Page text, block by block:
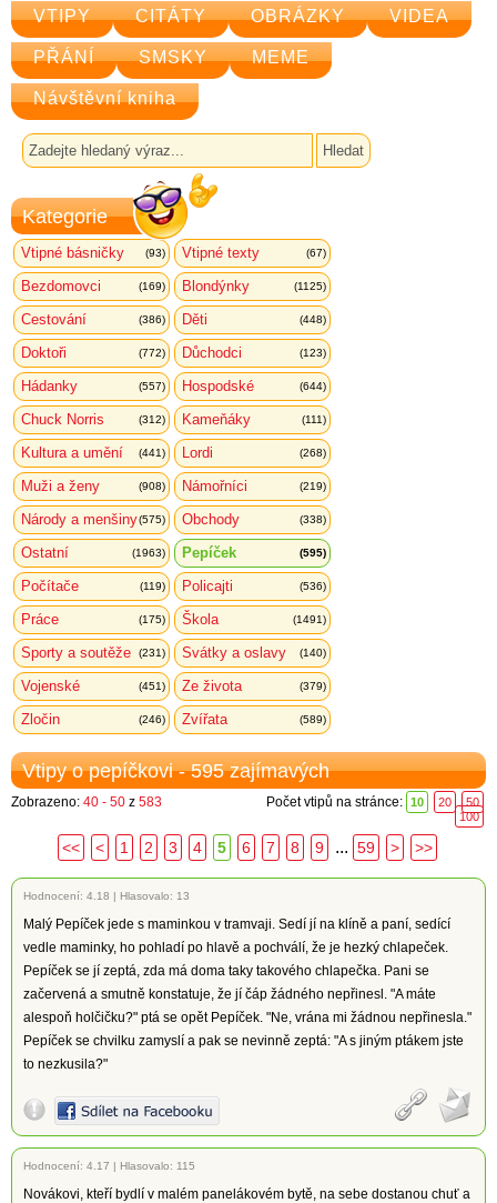
VTIPY CITÁTY OBRÁZKY VIDEA
PŘÁNÍ SMSKY MEME
Návštěvní kniha
Kategorie
Vtipné básničky (93) Vtipné texty (67)
Bezdomovci (169) Blondýnky (1125)
Cestování (386) Děti (448)
Doktoři (772) Důchodci (123)
Hádanky (557) Hospodské (644)
Chuck Norris (312) Kameňáky (111)
Kultura a umění (441) Lordi (268)
Muži a ženy (908) Námořníci (219)
Národy a menšiny(575) Obchody (338)
Ostatní (1963) Pepíček (595)
Počítače (119) Policajti (536)
Práce (175) Škola (1491)
Sporty a soutěže (231) Svátky a oslavy (140)
Vojenské (451) Ze života (379)
Zločin (246) Zvířata (589)
Vtipy o pepíčkovi - 595 zajímavých
Zobrazeno: 40 - 50 z 583 Počet vtipů na stránce: 10 20
50
100
<< < 1 2 3 4 5 6 7 8 9 ... 59 > >>
Hodnocení: 4.18 | Hlasovalo: 13
Malý Pepíček jede s maminkou v tramvaji. Sedí jí na klíně a paní, sedící
vedle maminky, ho pohladí po hlavě a pochválí, že je hezký chlapeček.
Pepíček se jí zeptá, zda má doma taky takového chlapečka. Pani se
začervená a smutně konstatuje, že jí čáp žádného nepřinesl. "A máte
alespoň holčičku?" ptá se opět Pepíček. "Ne, vrána mi žádnou nepřinesla."
Pepíček se chvilku zamyslí a pak se nevinně zeptá: "A s jiným ptákem jste
to nezkusila?"
Hodnocení: 4.17 | Hlasovalo: 115
Novákovi, kteří bydlí v malém panelákovém bytě, na sebe dostanou chuť a